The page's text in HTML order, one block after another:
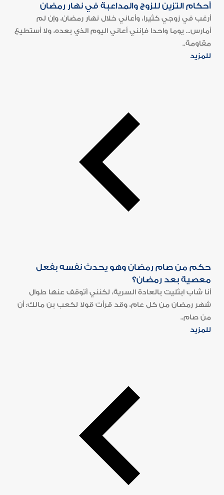
أحكام التزين للزوج والمداعبة في نهار رمضان
أرغب في زوجي كثيرا، وأعاني خلال نهار رمضان، وإن لم
أمارس... يوما واحدا فإنني أعاني اليوم الذي بعده، ولا أستطيع
مقاومة..
للمزيد
حكم من صام رمضان وهو يحدث نفسه بفعل
معصية بعد رمضان؟
أنا شاب ابتُليت بالعادة السرية، لكنني أتوقف عنها طوال
شهر رمضان من كل عام، وقد قرأت قولا لكعب بن مالك: أن
من صام..
للمزيد